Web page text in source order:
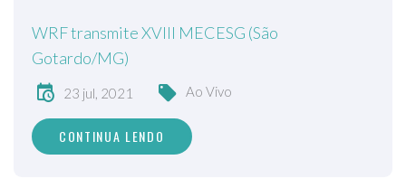
WRF transmite XVIII MECESG (São
Gotardo/MG)
23 jul, 2021 Ao Vivo
CONTINUA LENDO